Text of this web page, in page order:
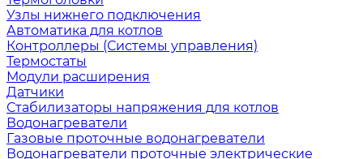
Узлы нижнего подключения
Автоматика для котлов
Контроллеры (Системы управления)
Термостаты
Модули расширения
Датчики
Стабилизаторы напряжения для котлов
Водонагреватели
Газовые проточные водонагреватели
Водонагреватели проточные электрические